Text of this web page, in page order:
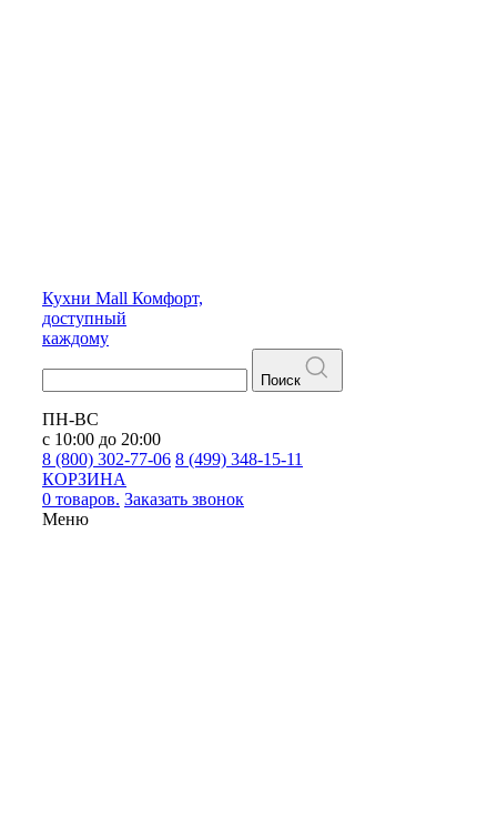
Кухни Mall Комфорт,
доступный
каждому
Поиск
ПН-ВС
с 10:00 до 20:00
8 (800) 302-77-06 8 (499) 348-15-11
КОРЗИНА
0 товаров. Заказать звонок
Меню